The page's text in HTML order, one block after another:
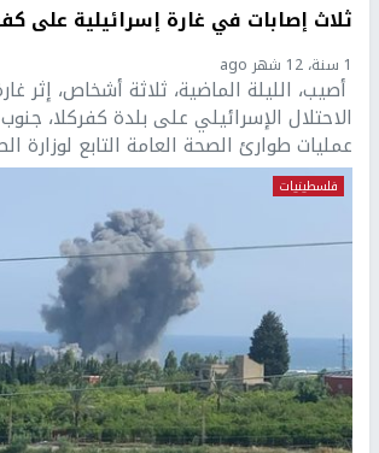
ثلاث إصابات في غارة إسرائيلية على
1 سنة، 12 شهر ago
أصيب، الليلة الماضية، ثلاثة أشخاص، إثر
الاحتلال الإسرائيلي على بلدة كفركلا،
عمليات طوارئ الصحة العامة التابع لوزارة
فلسطينيات